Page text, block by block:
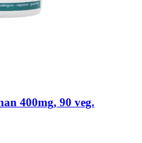
400mg, 90 veg.